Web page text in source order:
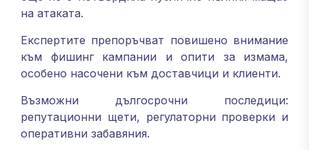
на атаката.
Експертите препоръчват повишено внимание
към фишинг кампании и опити за измама,
особено насочени към доставчици и клиенти.
Възможни дългосрочни последици:
репутационни щети, регулаторни проверки и
оперативни забавяния.